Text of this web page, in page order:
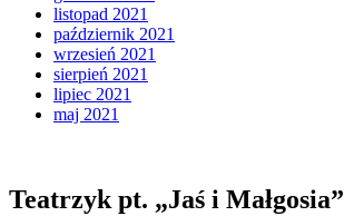
listopad 2021
październik 2021
wrzesień 2021
sierpień 2021
lipiec 2021
maj 2021
Teatrzyk pt. „Jaś i Małgosia”